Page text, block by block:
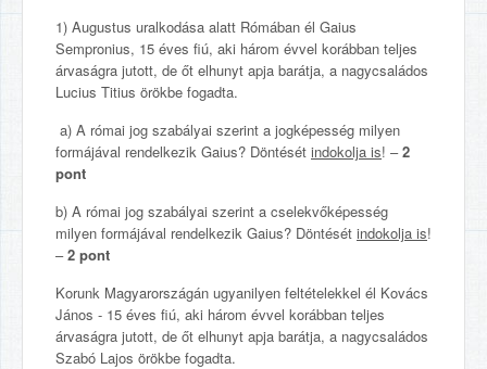
1) Augustus uralkodása alatt Rómában él Gaius
Sempronius, 15 éves fiú, aki három évvel korábban teljes
árvaságra jutott, de őt elhunyt apja barátja, a nagycsaládos
Lucius Titius örökbe fogadta.
a) A római jog szabályai szerint a jogképesség milyen
formájával rendelkezik Gaius? Döntését indokolja is! –2
pont
b) A római jog szabályai szerint a cselekvőképesség
milyen formájával rendelkezik Gaius? Döntését indokolja is!
–2 pont
Korunk Magyarországán ugyanilyen feltételekkel él Kovács
János - 15 éves fiú, aki három évvel korábban teljes
árvaságra jutott, de őt elhunyt apja barátja, a nagycsaládos
Szabó Lajos örökbe fogadta.